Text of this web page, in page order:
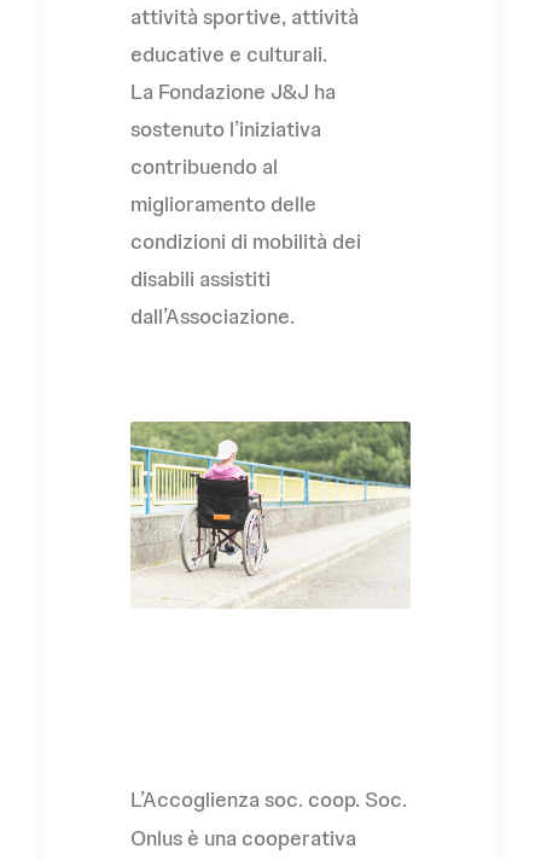
attività sportive, attività
educative e culturali.
La Fondazione J&J ha
sostenuto l’iniziativa
contribuendo al
miglioramento delle
condizioni di mobilità dei
disabili assistiti
dall’Associazione.
L’Accoglienza soc. coop. Soc.
Onlus è una cooperativa